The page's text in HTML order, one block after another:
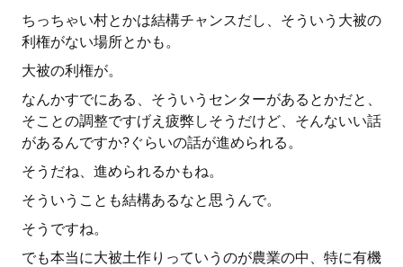
ちっちゃい村とかは結構チャンスだし、そういう大被の
利権がない場所とかも。
大被の利権が。
なんかすでにある、そういうセンターがあるとかだと、
そことの調整ですげえ疲弊しそうだけど、そんないい話
があるんですか?ぐらいの話が進められる。
そうだね、進められるかもね。
そういうことも結構あるなと思うんで。
そうですね。
でも本当に大被土作りっていうのが農業の中、特に有機